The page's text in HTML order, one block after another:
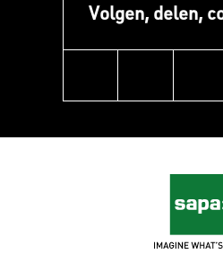
Volgen, delen,